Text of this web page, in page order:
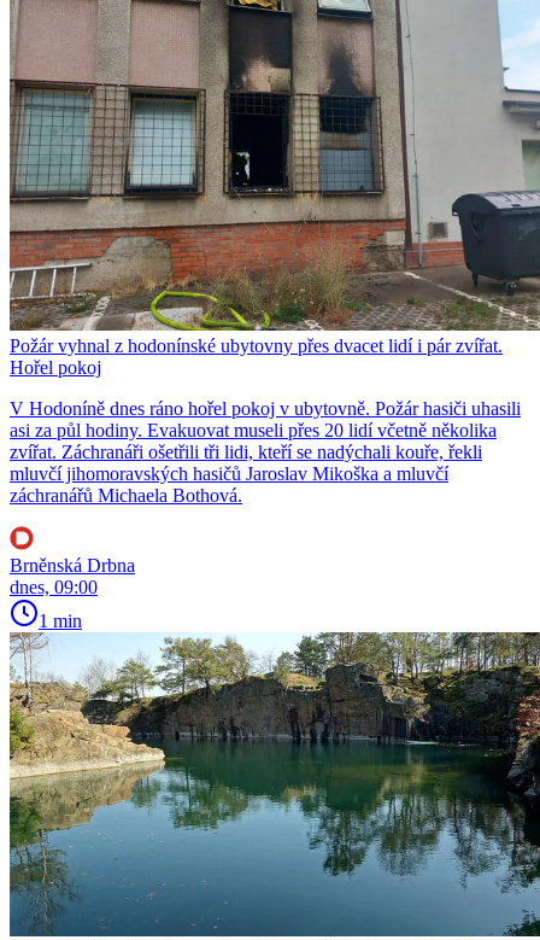
Požár vyhnal z hodonínské ubytovny přes dvacet lidí i pár zvířat.
Hořel pokoj
V Hodoníně dnes ráno hořel pokoj v ubytovně. Požár hasiči uhasili
asi za půl hodiny. Evakuovat museli přes 20 lidí včetně několika
zvířat. Záchranáři ošetřili tři lidi, kteří se nadýchali kouře, řekli
mluvčí jihomoravských hasičů Jaroslav Mikoška a mluvčí
záchranářů Michaela Bothová.
Brněnská Drbna
dnes, 09:00
1 min